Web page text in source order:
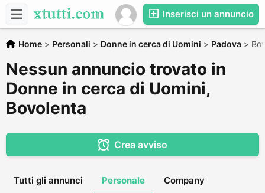
Inserisci un annuncio
Home > Personali > Donne in cerca di Uomini > Padova >
Nessun annuncio trovato in
Donne in cerca di Uomini,
Bovolenta
Crea avviso
Tutti gli annunci Personale Company